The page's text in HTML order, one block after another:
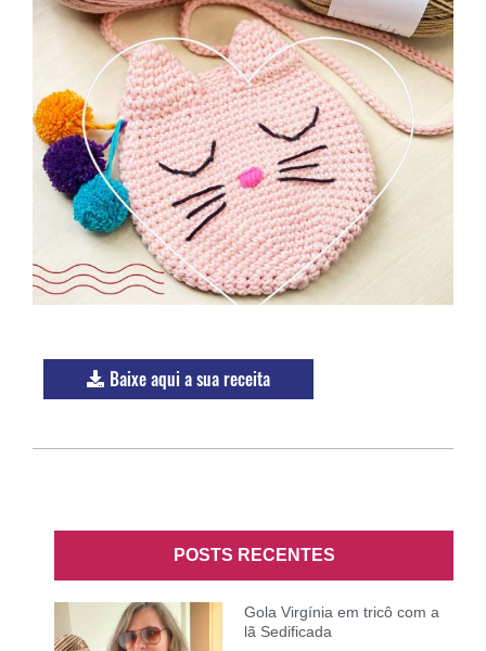
Baixe aqui a sua receita
POSTS RECENTES
Gola Virgínia em tricô com a
lã Sedificada